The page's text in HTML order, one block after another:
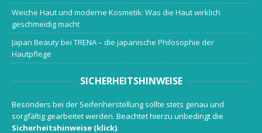
Weiche Haut und moderne Kosmetik: Was die Haut wirklich
geschmeidig macht
Japan Beauty bei TRENA – die japanische Philosophie der
Hautpflege
SICHERHEITSHINWEISE
Besonders bei der Seifenherstellung sollte stets genau und
sorgfältig gearbeitet werden. Beachtet hierzu unbedingt die
Sicherheitshinweise (klick).